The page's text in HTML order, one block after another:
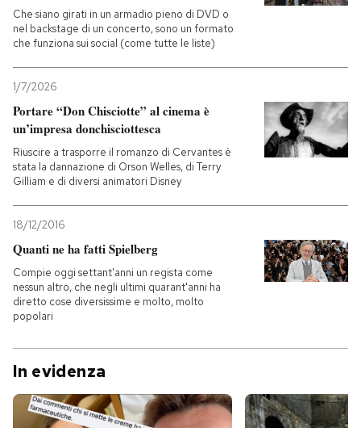
Che siano girati in un armadio pieno di DVD o
nel backstage di un concerto, sono un formato
che funziona sui social (come tutte le liste)
1/7/2026
Portare “Don Chisciotte” al cinema è
un’impresa donchisciottesca
Riuscire a trasporre il romanzo di Cervantes è
stata la dannazione di Orson Welles, di Terry
Gilliam e di diversi animatori Disney
18/12/2016
Quanti ne ha fatti Spielberg
Compie oggi settant'anni un regista come
nessun altro, che negli ultimi quarant'anni ha
diretto cose diversissime e molto, molto
popolari
In evidenza